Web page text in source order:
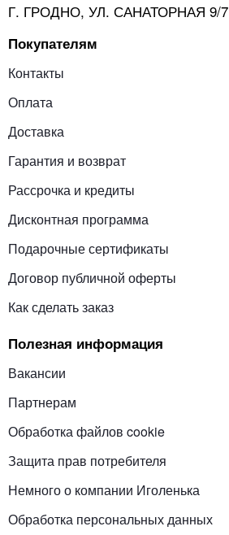
Г. ГРОДНО, УЛ. САНАТОРНАЯ 9/7
Покупателям
Контакты
Оплата
Доставка
Гарантия и возврат
Рассрочка и кредиты
Дисконтная программа
Подарочные сертификаты
Договор публичной оферты
Как сделать заказ
Полезная информация
Вакансии
Партнерам
Обработка файлов cookie
Защита прав потребителя
Немного о компании Иголенька
Обработка персональных данных